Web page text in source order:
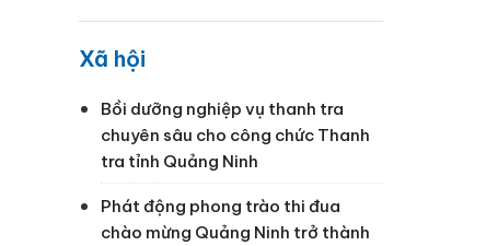
Xã hội
Bồi dưỡng nghiệp vụ thanh tra
chuyên sâu cho công chức Thanh
tra tỉnh Quảng Ninh
Phát động phong trào thi đua
chào mừng Quảng Ninh trở thành